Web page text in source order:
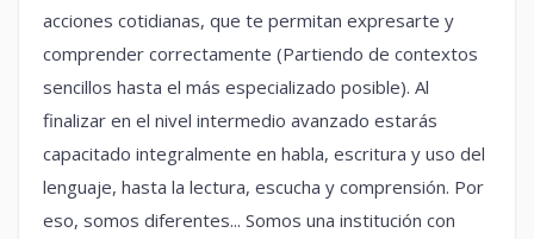
acciones cotidianas, que te permitan expresarte y
comprender correctamente (Partiendo de contextos
sencillos hasta el más especializado posible). Al
finalizar en el nivel intermedio avanzado estarás
capacitado integralmente en habla, escritura y uso del
lenguaje, hasta la lectura, escucha y comprensión. Por
eso, somos diferentes... Somos una institución con